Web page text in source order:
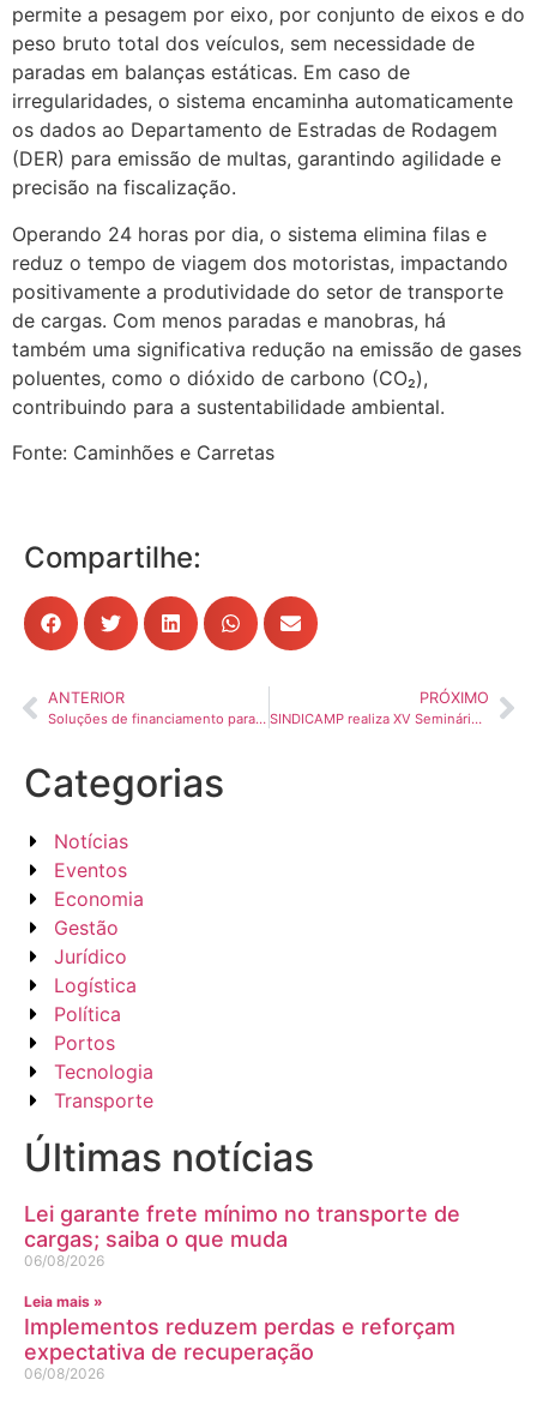
permite a pesagem por eixo, por conjunto de eixos e do
peso bruto total dos veículos, sem necessidade de
paradas em balanças estáticas. Em caso de
irregularidades, o sistema encaminha automaticamente
os dados ao Departamento de Estradas de Rodagem
(DER) para emissão de multas, garantindo agilidade e
precisão na fiscalização.
Operando 24 horas por dia, o sistema elimina filas e
reduz o tempo de viagem dos motoristas, impactando
positivamente a produtividade do setor de transporte
de cargas. Com menos paradas e manobras, há
também uma significativa redução na emissão de gases
poluentes, como o dióxido de carbono (CO₂),
contribuindo para a sustentabilidade ambiental.
Fonte: Caminhões e Carretas
Compartilhe:
ANTERIOR
Soluções de financiamento para combustíveis e energia limpa são debatidas na sede do Sistema Transporte
PRÓXIMO
SINDICAMP realiza XV Seminário Trabalhista com debates sobre os principais impactos legais no TRC
Categorias
Notícias
Eventos
Economia
Gestão
Jurídico
Logística
Política
Portos
Tecnologia
Transporte
Últimas notícias
Lei garante frete mínimo no transporte de
cargas; saiba o que muda
06/08/2026
Leia mais »
Implementos reduzem perdas e reforçam
expectativa de recuperação
06/08/2026